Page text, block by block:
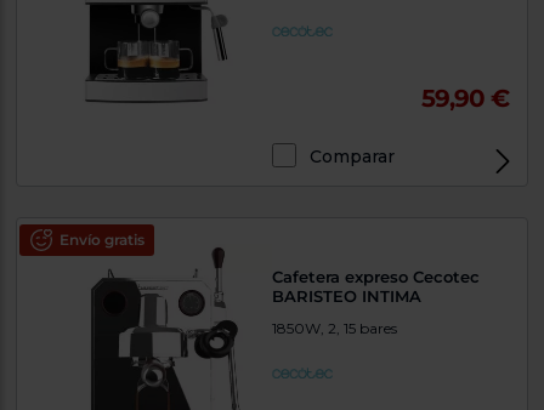
59,90 €
Comparar
Envío gratis
Cafetera expreso Cecotec
BARISTEO INTIMA
1850W, 2, 15 bares